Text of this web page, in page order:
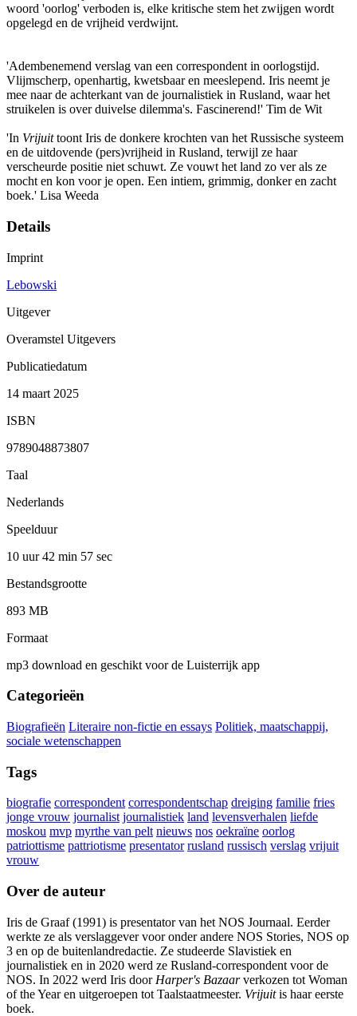
woord 'oorlog' verboden is, elke kritische stem het zwijgen wordt
opgelegd en de vrijheid verdwijnt.
'Adembenemend verslag van een correspondent in oorlogstijd.
Vlijmscherp, openhartig, kwetsbaar en meeslepend. Iris neemt je
mee naar de achterkant van de journalistiek in Rusland, waar het
struikelen is over duivelse dilemma's. Fascinerend!' Tim de Wit
'In Vrijuittoont Iris de donkere krochten van het Russische systeem
en de uitdovende (pers)vrijheid in Rusland, terwijl ze haar
verscheurde positie niet schuwt. Ze vouwt het land zo ver als ze
mocht en kon voor je open. Een intiem, grimmig, donker en zacht
boek.' Lisa Weeda
Details
Imprint
Lebowski
Uitgever
Overamstel Uitgevers
Publicatiedatum
14 maart 2025
ISBN
9789048873807
Taal
Nederlands
Speelduur
10 uur 42 min 57 sec
Bestandsgrootte
893 MB
Formaat
mp3 download en geschikt voor de Luisterrijk app
Categorieën
Biografieën Literaire non-fictie en essays Politiek, maatschappij,
sociale wetenschappen
Tags
biografie correspondent correspondentschap dreiging familie fries
jonge vrouw journalist journalistiek land levensverhalen liefde
moskou mvp myrthe van pelt nieuws nos oekraïne oorlog
patriottisme pattriotisme presentator rusland russisch verslag vrijuit
vrouw
Over de auteur
Iris de Graaf (1991) is presentator van het NOS Journaal. Eerder
werkte ze als verslaggever voor onder andere NOS Stories, NOS op
3 en op de buitenlandredactie. Ze studeerde Slavistiek en
journalistiek en in 2020 werd ze Rusland-correspondent voor de
NOS. In 2022 werd Iris door Harper's Bazaarverkozen tot Woman
of the Year en uitgeroepen tot Taalstaatmeester. Vrijuitis haar eerste
boek.